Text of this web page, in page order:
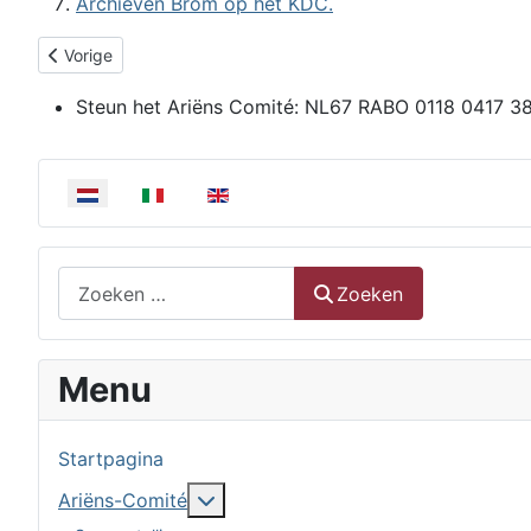
Selecteer de taal
Zoeken
Menu
Startpagina
Ariëns-Comité
Vorig artikel: Lezing door A.Ariëns in 1917
Vorige
Steun het Ariëns Comité: NL67 RABO 0118 0417